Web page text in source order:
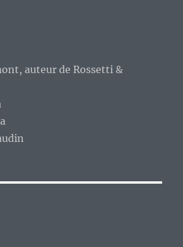
auteur de Rossetti &